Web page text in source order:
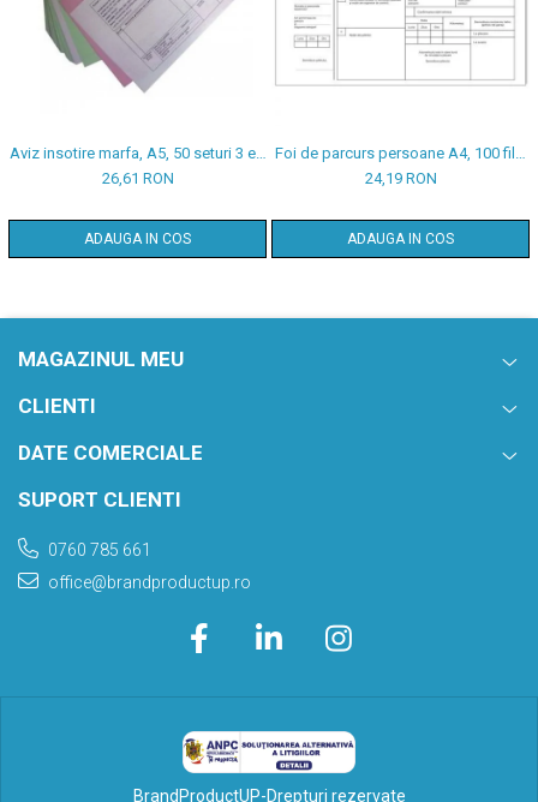
Aviz insotire marfa, A5, 50 seturi 3 ex,
autocopiativ
26,61 RON
ADAUGA IN COS
Foi de parcurs persoane A4, 100 file,
print f/v
24,19 RON
ADAUGA IN COS
MAGAZINUL MEU
CLIENTI
DATE COMERCIALE
SUPORT CLIENTI
0760 785 661
office@brandproductup.ro
BrandProductUP-Drepturi rezervate